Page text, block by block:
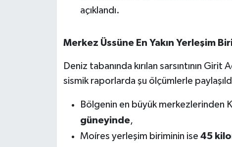
açıklandı.
Merkez Üssüne En Yakın Yerleşim
Deniz tabanında kırılan sarsıntının
sismik raporlarda şu ölçümlerle
Bölgenin en büyük merkezlerinden
güneyinde,
Moíres yerleşim biriminin ise 45
SÜRMANŞET
TARİHTE BUGÜN